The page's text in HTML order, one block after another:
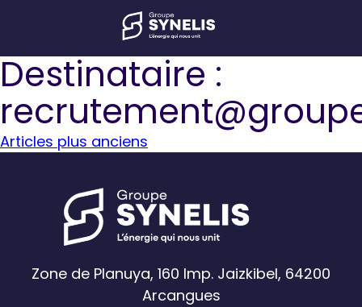
Destinataire :
Navigation
articles
Articles plus anciens
Zone de Planuya, 160 Imp. Jaizkibel, 64200
Arcangues